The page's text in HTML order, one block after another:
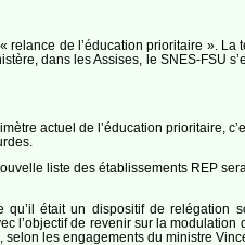
de l’éducation prioritaire ».
dans les Assises, le SNES-FSU
actuel de l’éducation prioritaire,
liste des établissements REP
qu’il était un dispositif de
l’objectif de revenir sur la
les engagements du ministre